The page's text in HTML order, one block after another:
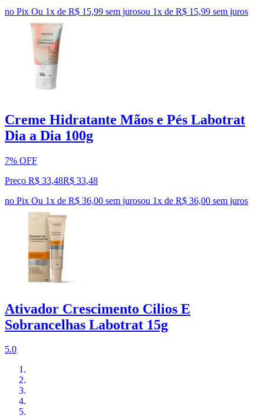
no Pix Ou 1x de R$ 15,99 sem jurosou 1x de R$ 15,99 sem juros
Creme Hidratante Mãos e Pés Labotrat
Dia a Dia 100g
7% OFF
Preço R$ 33,48R$ 33,48
no Pix Ou 1x de R$ 36,00 sem jurosou 1x de R$ 36,00 sem juros
Ativador Crescimento Cilios E
Sobrancelhas Labotrat 15g
5.0